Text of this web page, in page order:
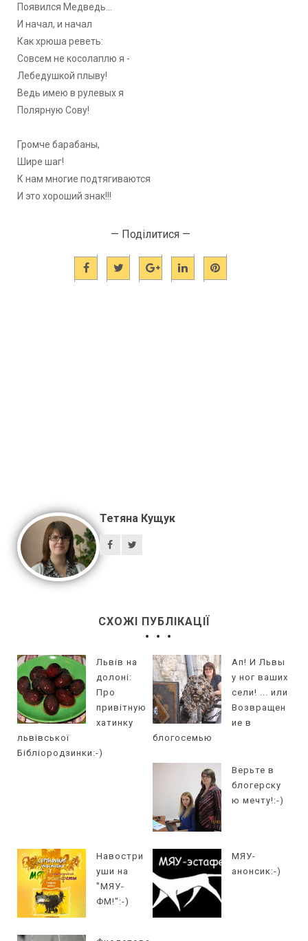
Появился Медведь...
И начал, и начал
Как хрюша реветь:
Совсем не косолаплю я -
Лебедушкой плыву!
Ведь имею в рулевых я
Полярную Сову!
Громче барабаны,
Шире шаг!
К нам многие подтягиваются
И это хороший знак!!!
— Поділитися —
Тетяна Кущук
СХОЖІ ПУБЛІКАЦІЇ
Львів на
долоні:
Про
привітную
хатинку
львівської
Бібліородзинки:-)
Ап! И Львы
у ног ваших
сели! ... или
Возвращен
ие в
блогосемью
Верьте в
блогерску
ю мечту!:-)
Навостри
уши на
"МЯУ-
ФМ!":-)
МЯУ-
анонсик:-)